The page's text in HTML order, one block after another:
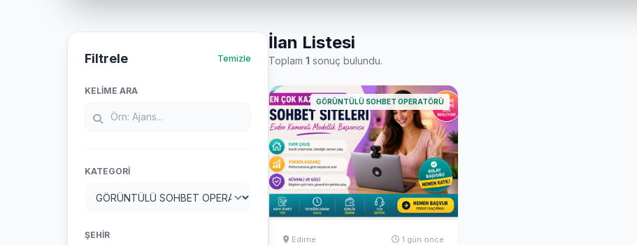
Filtrele Temizle
KELIME ARA
KATEGORI
ŞEHIR
İlan Listesi
Toplam 1 sonuç bulundu.
GÖRÜNTÜLÜ SOHBET OPERATÖRÜ
Edirne 1 gün önce